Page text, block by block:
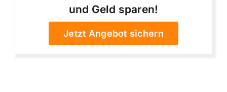
und Geld sparen!
Jetzt Angebot sichern